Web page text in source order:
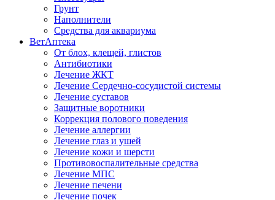
Грунт
Наполнители
Средства для аквариума
ВетАптека
От блох, клещей, глистов
Антибиотики
Лечение ЖКТ
Лечение Сердечно-сосудистой системы
Лечение суставов
Защитные воротники
Коррекция полового поведения
Лечение аллергии
Лечение глаз и ушей
Лечение кожи и шерсти
Противовоспалительные средства
Лечение МПС
Лечение печени
Лечение почек